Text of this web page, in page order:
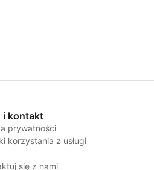
i kontakt
prywatności
korzystania z usługi
się z nami